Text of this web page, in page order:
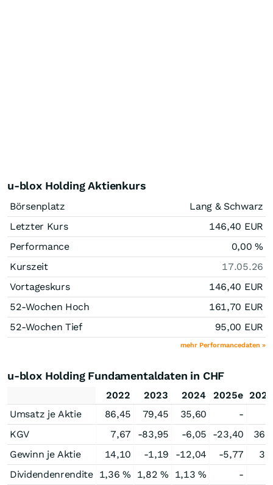
u-blox Holding Aktienkurs
Börsenplatz
Lang & Schwarz
Letzter Kurs
146,40 EUR
Performance
0,00%
Kurszeit
17.05.26
Vortageskurs
146,40 EUR
52-Wochen Hoch
161,70 EUR
52-Wochen Tief
95,00 EUR
mehr Performancedaten »
u-blox Holding Fundamentaldaten in CHF
2022 2023 2024 2025e
Umsatz je Aktie
86,45 79,45 35,60
-
KGV
7,67 -83,95 -6,05 -23,40
Gewinn je Aktie
14,10 -1,19 -12,04 -5,77
Dividendenrendite 1,36 % 1,82 % 1,13 % -